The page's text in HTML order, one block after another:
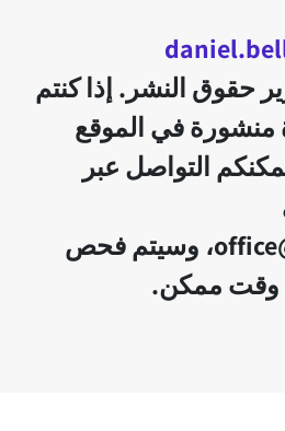
حقوق النشر. إذا كنتم
منشورة في الموقع
التواصل عبر
office@br7news.co.il، وسيتم فحص
وقت ممكن.